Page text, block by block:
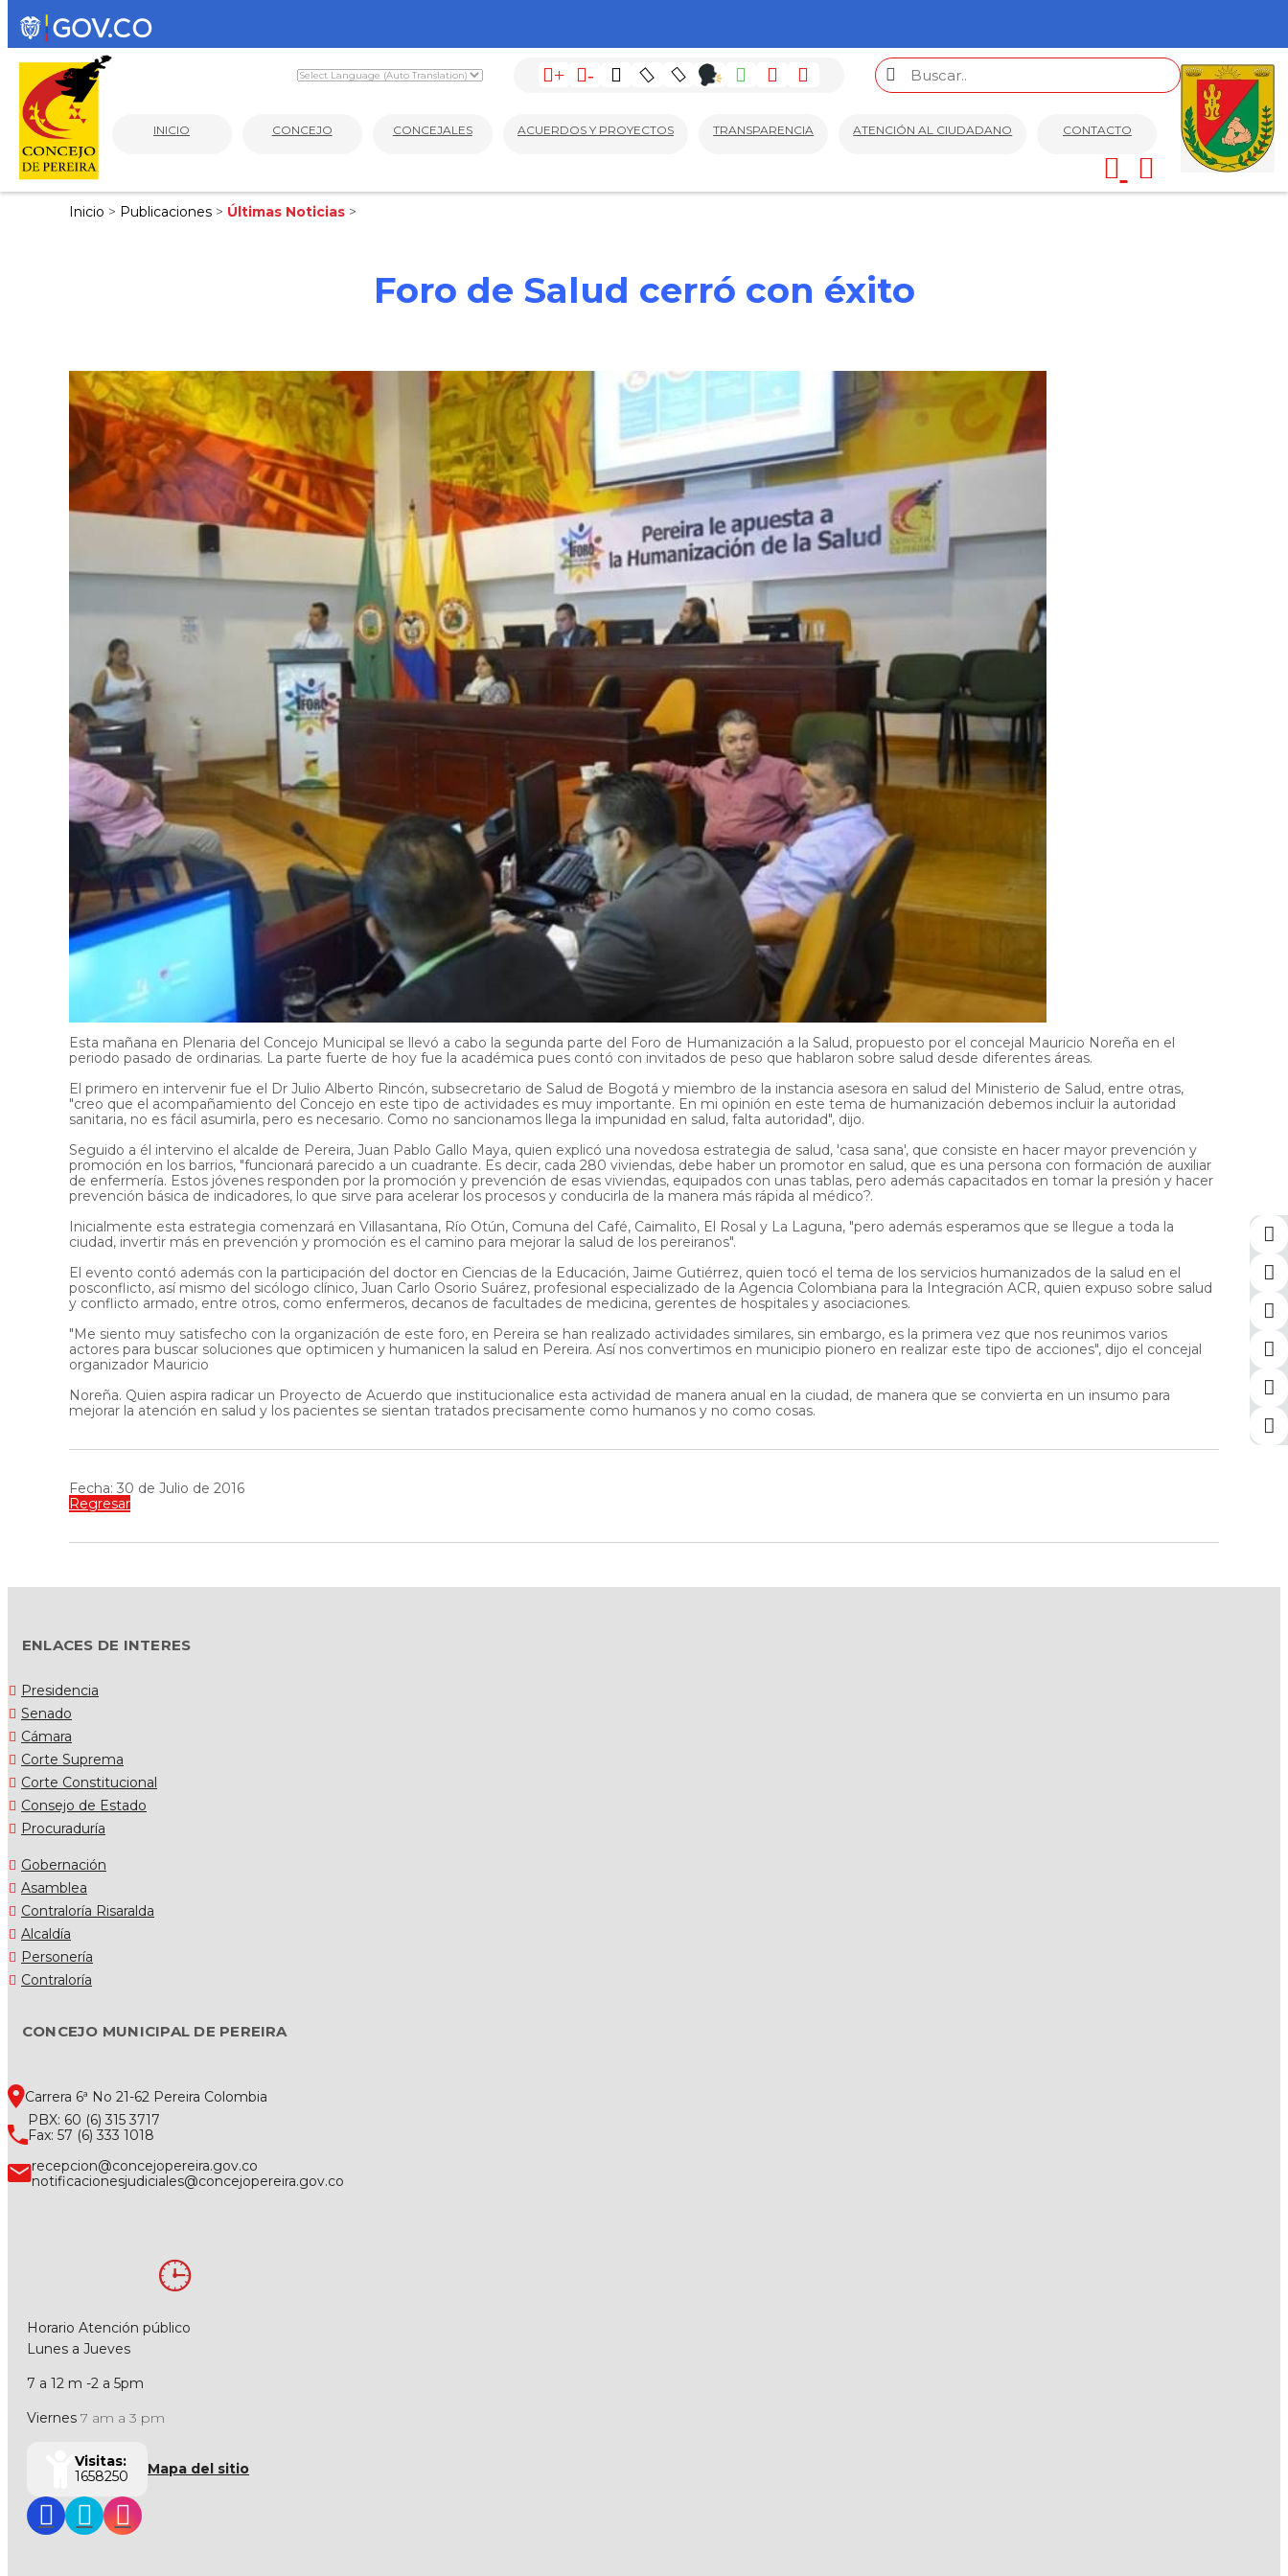
+ -
INICIO CONCEJO CONCEJALES ACUERDOS Y PROYECTOS TRANSPARENCIA ATENCIÓN AL CIUDADANO CONTACTO
Inicio > Publicaciones > Últimas Noticias >
Foro de Salud cerró con éxito
Esta mañana en Plenaria del Concejo Municipal se llevó a cabo la segunda parte del Foro de Humanización a la Salud, propuesto por el concejal Mauricio Noreña en el
periodo pasado de ordinarias. La parte fuerte de hoy fue la académica pues contó con invitados de peso que hablaron sobre salud desde diferentes áreas.
El primero en intervenir fue el Dr Julio Alberto Rincón, subsecretario de Salud de Bogotá y miembro de la instancia asesora en salud del Ministerio de Salud, entre otras,
"creo que el acompañamiento del Concejo en este tipo de actividades es muy importante. En mi opinión en este tema de humanización debemos incluir la autoridad
sanitaria, no es fácil asumirla, pero es necesario. Como no sancionamos llega la impunidad en salud, falta autoridad", dijo.
Seguido a él intervino el alcalde de Pereira, Juan Pablo Gallo Maya, quien explicó una novedosa estrategia de salud, 'casa sana', que consiste en hacer mayor prevención y
promoción en los barrios, "funcionará parecido a un cuadrante. Es decir, cada 280 viviendas, debe haber un promotor en salud, que es una persona con formación de auxiliar
de enfermería. Estos jóvenes responden por la promoción y prevención de esas viviendas, equipados con unas tablas, pero además capacitados en tomar la presión y hacer
prevención básica de indicadores, lo que sirve para acelerar los procesos y conducirla de la manera más rápida al médico?.
Inicialmente esta estrategia comenzará en Villasantana, Río Otún, Comuna del Café, Caimalito, El Rosal y La Laguna, "pero además esperamos que se llegue a toda la
ciudad, invertir más en prevención y promoción es el camino para mejorar la salud de los pereiranos".
El evento contó además con la participación del doctor en Ciencias de la Educación, Jaime Gutiérrez, quien tocó el tema de los servicios humanizados de la salud en el
posconflicto, así mismo del sicólogo clínico, Juan Carlo Osorio Suárez, profesional especializado de la Agencia Colombiana para la Integración ACR, quien expuso sobre salud
y conflicto armado, entre otros, como enfermeros, decanos de facultades de medicina, gerentes de hospitales y asociaciones.
"Me siento muy satisfecho con la organización de este foro, en Pereira se han realizado actividades similares, sin embargo, es la primera vez que nos reunimos varios
actores para buscar soluciones que optimicen y humanicen la salud en Pereira. Así nos convertimos en municipio pionero en realizar este tipo de acciones", dijo el concejal
organizador Mauricio
Noreña. Quien aspira radicar un Proyecto de Acuerdo que institucionalice esta actividad de manera anual en la ciudad, de manera que se convierta en un insumo para
mejorar la atención en salud y los pacientes se sientan tratados precisamente como humanos y no como cosas.
Fecha: 30 de Julio de 2016
Regresar
ENLACES DE INTERES
Presidencia
Senado
Cámara
Corte Suprema
Corte Constitucional
Consejo de Estado
Procuraduría
Gobernación
Asamblea
Contraloría Risaralda
Alcaldía
Personería
Contraloría
CONCEJO MUNICIPAL DE PEREIRA
Carrera 6ª No 21-62 Pereira Colombia
PBX: 60 (6) 315 3717
Fax: 57 (6) 333 1018
recepcion@concejopereira.gov.co
notificacionesjudiciales@concejopereira.gov.co
Horario Atención público
Lunes a Jueves
7 a 12 m -2 a 5pm
Viernes 7 am a 3 pm
Visitas:
1658250
Mapa del sitio